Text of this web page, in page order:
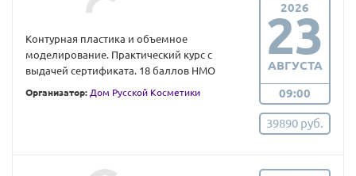
Контурная пластика и объемное
моделирование. Практический курс с
выдачей сертификата. 18 баллов НМО
Организатор: Дом Русской Косметики
2026
23
АВГУСТА
09:00
39890 руб.